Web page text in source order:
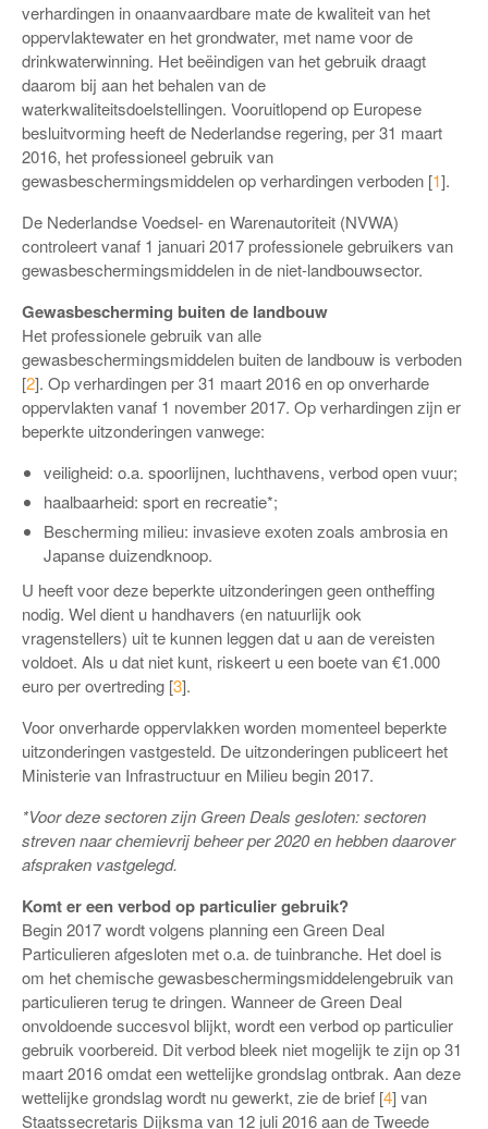
verhardingen in onaanvaardbare mate de kwaliteit van het
oppervlaktewater en het grondwater, met name voor de
drinkwaterwinning. Het beëindigen van het gebruik draagt
daarom bij aan het behalen van de
waterkwaliteitsdoelstellingen. Vooruitlopend op Europese
besluitvorming heeft de Nederlandse regering, per 31 maart
2016, het professioneel gebruik van
gewasbeschermingsmiddelen op verhardingen verboden [1].
De Nederlandse Voedsel- en Warenautoriteit (NVWA)
controleert vanaf 1 januari 2017 professionele gebruikers van
gewasbeschermingsmiddelen in de niet-landbouwsector.
Gewasbescherming buiten de landbouw
Het professionele gebruik van alle
gewasbeschermingsmiddelen buiten de landbouw is verboden
[2]. Op verhardingen per 31 maart 2016 en op onverharde
oppervlakten vanaf 1 november 2017. Op verhardingen zijn er
beperkte uitzonderingen vanwege:
veiligheid: o.a. spoorlijnen, luchthavens, verbod open vuur;
haalbaarheid: sport en recreatie*;
Bescherming milieu: invasieve exoten zoals ambrosia en
Japanse duizendknoop.
U heeft voor deze beperkte uitzonderingen geen ontheffing
nodig. Wel dient u handhavers (en natuurlijk ook
vragenstellers) uit te kunnen leggen dat u aan de vereisten
voldoet. Als u dat niet kunt, riskeert u een boete van €1.000
euro per overtreding [3].
Voor onverharde oppervlakken worden momenteel beperkte
uitzonderingen vastgesteld. De uitzonderingen publiceert het
Ministerie van Infrastructuur en Milieu begin 2017.
*Voor deze sectoren zijn Green Deals gesloten: sectoren
streven naar chemievrij beheer per 2020 en hebben daarover
afspraken vastgelegd.
Komt er een verbod op particulier gebruik?
Begin 2017 wordt volgens planning een Green Deal
Particulieren afgesloten met o.a. de tuinbranche. Het doel is
om het chemische gewasbeschermingsmiddelengebruik van
particulieren terug te dringen. Wanneer de Green Deal
onvoldoende succesvol blijkt, wordt een verbod op particulier
gebruik voorbereid. Dit verbod bleek niet mogelijk te zijn op 31
maart 2016 omdat een wettelijke grondslag ontbrak. Aan deze
wettelijke grondslag wordt nu gewerkt, zie de brief [4] van
Staatssecretaris Dijksma van 12 juli 2016 aan de Tweede